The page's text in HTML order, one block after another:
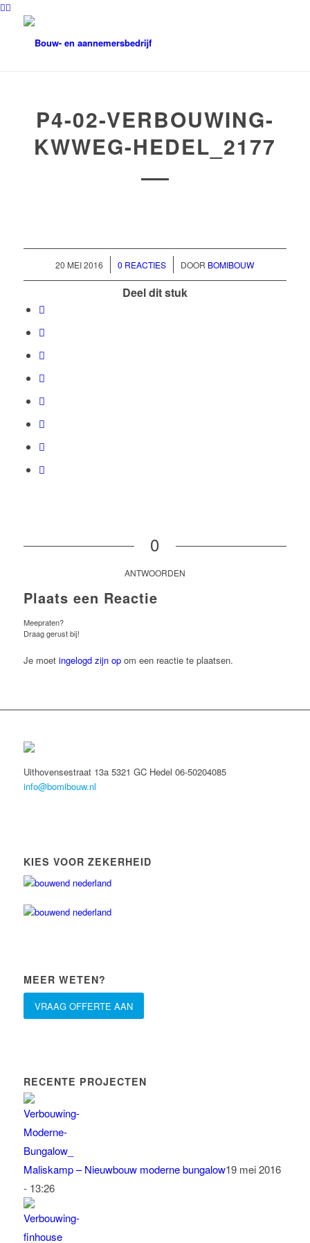
P4-02-VERBOUWING-
KWWEG-HEDEL_2177
20 MEI 2016
/ 0 REACTIES
/ DOOR BOMIBOUW
Deel dit stuk
0
ANTWOORDEN
Plaats een Reactie
Meepraten?
Draag gerust bij!
Je moet ingelogd zijn opom een reactie te plaatsen.
Uithovensestraat 13a 5321 GC Hedel 06-50204085
info@bomibouw.nl
KIES VOOR ZEKERHEID
MEER WETEN?
VRAAG OFFERTE AAN
RECENTE PROJECTEN
Maliskamp – Nieuwbouw moderne bungalow19 mei 2016
- 13:26